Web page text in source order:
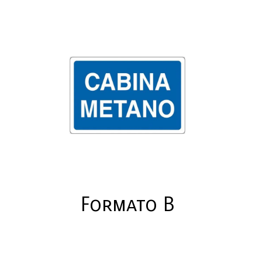
Formato B